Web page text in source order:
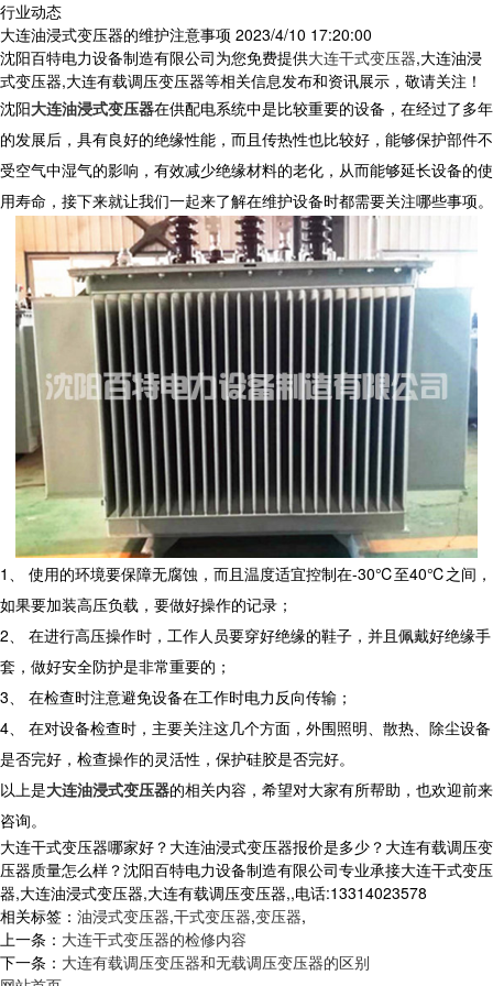
行业动态
大连油浸式变压器的维护注意事项 2023/4/10 17:20:00
沈阳百特电力设备制造有限公司为您免费提供大连干式变压器,大连油浸
式变压器,大连有载调压变压器等相关信息发布和资讯展示，敬请关注！
沈阳大连油浸式变压器在供配电系统中是比较重要的设备，在经过了多年
的发展后，具有良好的绝缘性能，而且传热性也比较好，能够保护部件不
受空气中湿气的影响，有效减少绝缘材料的老化，从而能够延长设备的使
用寿命，接下来就让我们一起来了解在维护设备时都需要关注哪些事项。
1、 使用的环境要保障无腐蚀，而且温度适宜控制在-30℃至40℃之间，
如果要加装高压负载，要做好操作的记录；
2、 在进行高压操作时，工作人员要穿好绝缘的鞋子，并且佩戴好绝缘手
套，做好安全防护是非常重要的；
3、 在检查时注意避免设备在工作时电力反向传输；
4、 在对设备检查时，主要关注这几个方面，外围照明、散热、除尘设备
是否完好，检查操作的灵活性，保护硅胶是否完好。
以上是大连油浸式变压器的相关内容，希望对大家有所帮助，也欢迎前来
咨询。
大连干式变压器哪家好？大连油浸式变压器报价是多少？大连有载调压变
压器质量怎么样？沈阳百特电力设备制造有限公司专业承接大连干式变压
器,大连油浸式变压器,大连有载调压变压器,,电话:13314023578
相关标签： 油浸式变压器,干式变压器,变压器,
上一条： 大连干式变压器的检修内容
下一条： 大连有载调压变压器和无载调压变压器的区别